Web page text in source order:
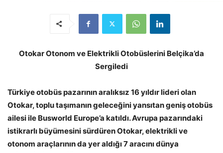
Otokar Otonom ve Elektrikli Otobüslerini Belçika’da
Sergiledi
Türkiye otobüs pazarının aralıksız 16 yıldır lideri olan
Otokar, toplu taşımanın geleceğini yansıtan geniş otobüs
ailesi ile Busworld Europe’a katıldı. Avrupa pazarındaki
istikrarlı büyümesini sürdüren Otokar, elektrikli ve
otonom araçlarının da yer aldığı 7 aracını dünya